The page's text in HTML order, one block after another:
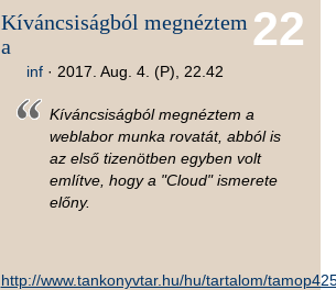
22
Kíváncsiságból megnéztem
a
inf · 2017. Aug. 4. (P), 22.42
Kíváncsiságból megnéztem a
weblabor munka rovatát, abból is
az első tizenötben egyben volt
említve, hogy a "Cloud" ismerete
előny.
http://www.tankonyvtar.hu/hu/tartalom/